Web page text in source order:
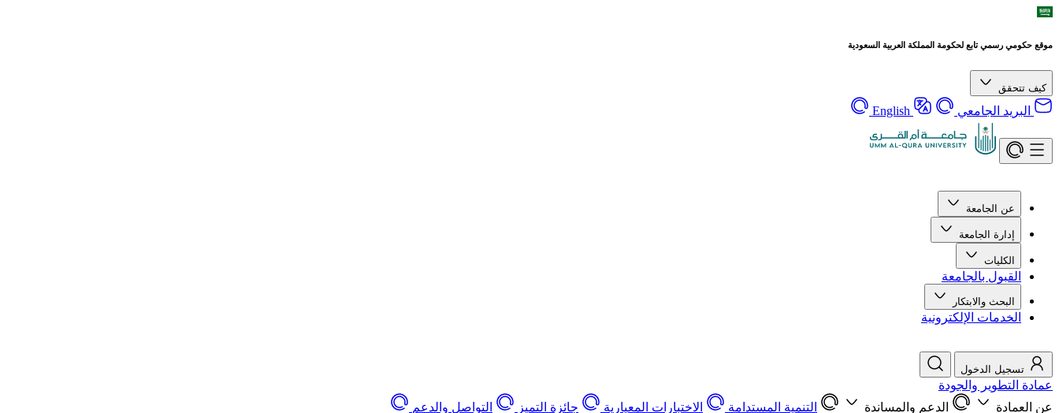
موقع حكومي رسمي تابع لحكومة المملكة العربية السعودية
كيف تتحقق
البريد الجامعي English
عن الجامعة
إدارة الجامعة
الكليات
القبول بالجامعة
البحث والابتكار
الخدمات الإلكترونية
تسجيل الدخول
عمادة التطوير والجودة
عن العمادة
الدعم والمساندة التنمية المستدامة الاختبارات المعيارية جائزة التميز التواصل والدعم